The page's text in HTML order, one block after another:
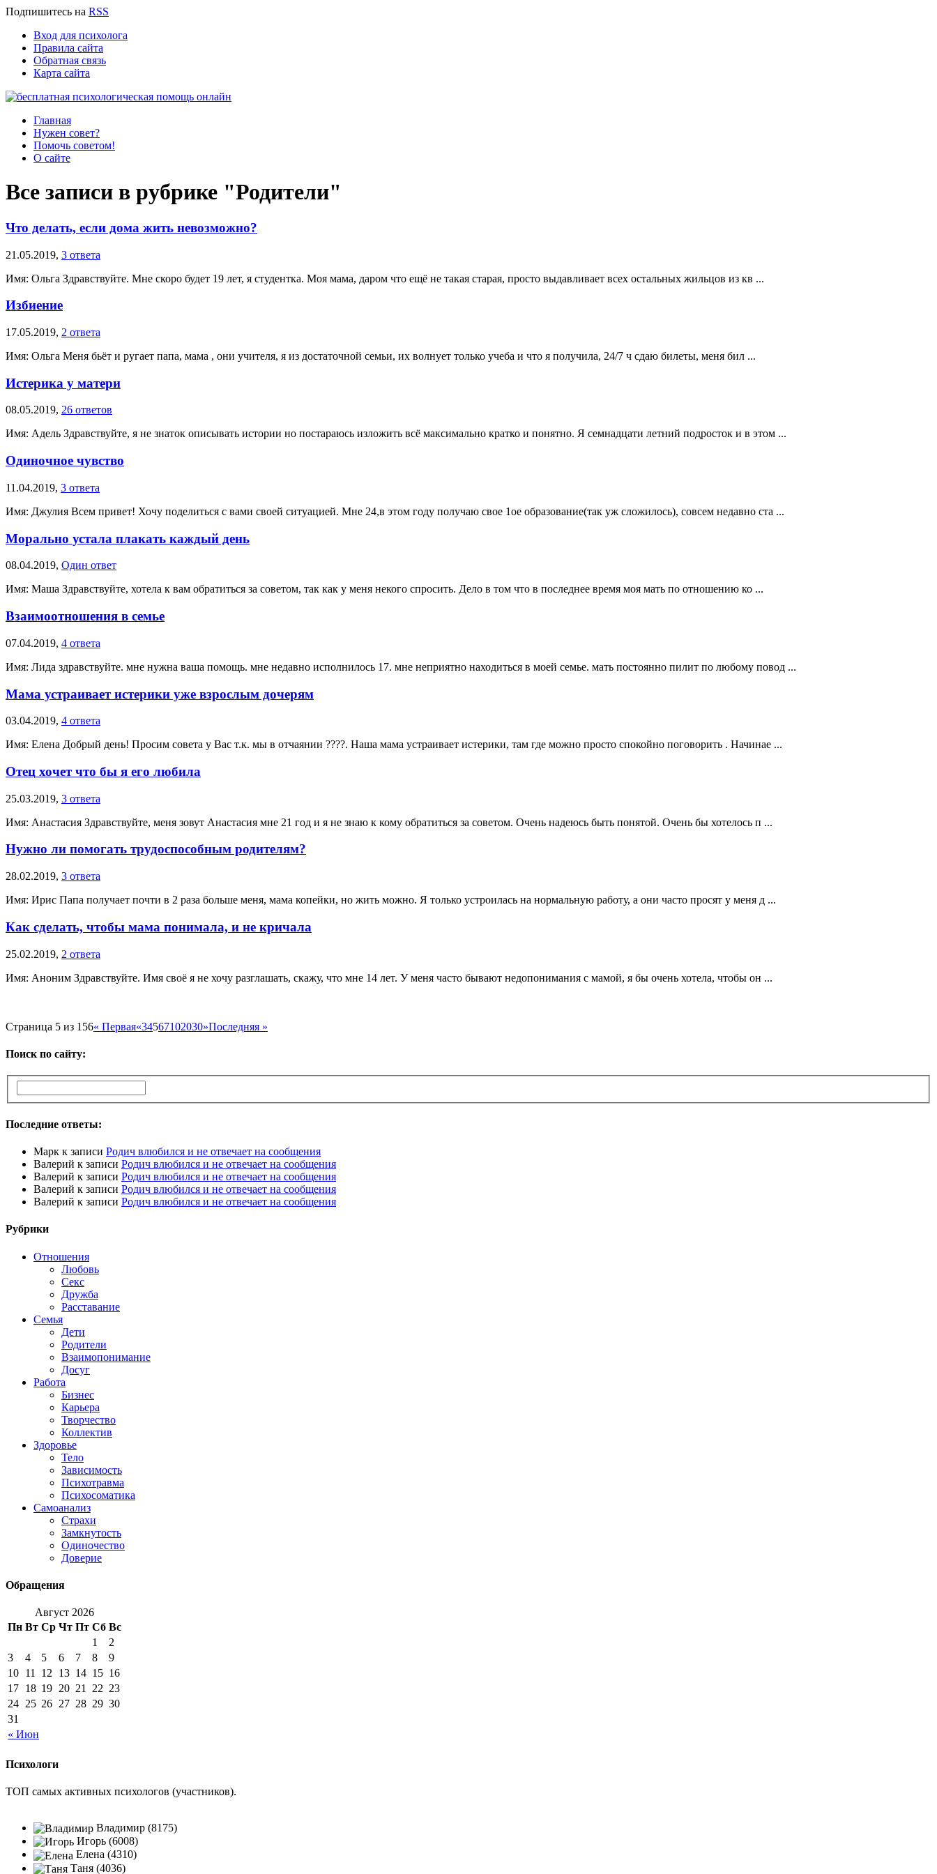
Подпишитесь на RSS
Вход для психолога
Правила сайта
Обратная связь
Карта сайта
Главная
Нужен совет?
Помочь советом!
О сайте
Все записи в рубрике "Родители"
Что делать, если дома жить невозможно?
21.05.2019, 3 ответа
Имя: Ольга Здравствуйте. Мне скоро будет 19 лет, я студентка. Моя мама, даром что ещё не такая старая, просто выдавливает всех остальных жильцов из кв ...
Избиение
17.05.2019, 2 ответа
Имя: Ольга Меня бьёт и ругает папа, мама , они учителя, я из достаточной семьи, их волнует только учеба и что я получила, 24/7 ч сдаю билеты, меня бил ...
Истерика у матери
08.05.2019, 26 ответов
Имя: Адель Здравствуйте, я не знаток описывать истории но постараюсь изложить всё максимально кратко и понятно. Я семнадцати летний подросток и в этом ...
Одиночное чувство
11.04.2019, 3 ответа
Имя: Джулия Всем привет! Хочу поделиться с вами своей ситуацией. Мне 24,в этом году получаю свое 1ое образование(так уж сложилось), совсем недавно ста ...
Морально устала плакать каждый день
08.04.2019, Один ответ
Имя: Маша Здравствуйте, хотела к вам обратиться за советом, так как у меня некого спросить. Дело в том что в последнее время моя мать по отношению ко ...
Взаимоотношения в семье
07.04.2019, 4 ответа
Имя: Лида здравствуйте. мне нужна ваша помощь. мне недавно исполнилось 17. мне неприятно находиться в моей семье. мать постоянно пилит по любому повод ...
Мама устраивает истерики уже взрослым дочерям
03.04.2019, 4 ответа
Имя: Елена Добрый день! Просим совета у Вас т.к. мы в отчаянии ????. Наша мама устраивает истерики, там где можно просто спокойно поговорить . Начинае ...
Отец хочет что бы я его любила
25.03.2019, 3 ответа
Имя: Анастасия Здравствуйте, меня зовут Анастасия мне 21 год и я не знаю к кому обратиться за советом. Очень надеюсь быть понятой. Очень бы хотелось п ...
Нужно ли помогать трудоспособным родителям?
28.02.2019, 3 ответа
Имя: Ирис Папа получает почти в 2 раза больше меня, мама копейки, но жить можно. Я только устроилась на нормальную работу, а они часто просят у меня д ...
Как сделать, чтобы мама понимала, и не кричала
25.02.2019, 2 ответа
Имя: Аноним Здравствуйте. Имя своё я не хочу разглашать, скажу, что мне 14 лет. У меня часто бывают недопонимания с мамой, я бы очень хотела, чтобы он ...
Страница 5 из 156« Первая«34567102030»Последняя »
Поиск по сайту:
Последние ответы:
Марк к записи Родич влюбился и не отвечает на сообщения
Валерий к записи Родич влюбился и не отвечает на сообщения
Валерий к записи Родич влюбился и не отвечает на сообщения
Валерий к записи Родич влюбился и не отвечает на сообщения
Валерий к записи Родич влюбился и не отвечает на сообщения
Рубрики
Отношения
Любовь
Секс
Дружба
Расставание
Семья
Дети
Родители
Взаимопонимание
Досуг
Работа
Бизнес
Карьера
Творчество
Коллектив
Здоровье
Тело
Зависимость
Психотравма
Психосоматика
Самоанализ
Страхи
Замкнутость
Одиночество
Доверие
Обращения
Август 2026
Пн Вт Ср Чт Пт Сб Вс
« Июн
1
2
3
4 5 6 7 8
9
10 11 12 13 14 15 16
17 18 19 20 21 22 23
24 25 26 27 28 29 30
31
Психологи
ТОП самых активных психологов (участников).
Владимир (8175)
Игорь (6008)
Елена (4310)
Таня (4036)